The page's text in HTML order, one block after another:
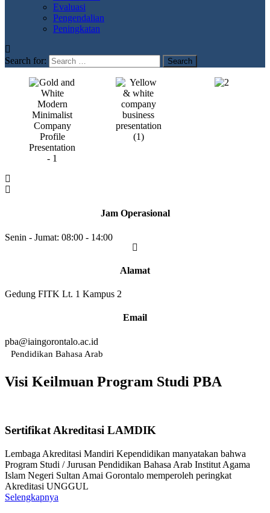
Evaluasi
Pengendalian
Peningkatan
Search for:
Jam Operasional
Senin - Jumat: 08:00 - 14:00​
Alamat
Gedung FITK Lt. 1 Kampus 2
Email
pba@iaingorontalo.ac.id
Pendidikan Bahasa Arab
Visi Keilmuan Program Studi PBA
Sertifikat Akreditasi LAMDIK
Lembaga Akreditasi Mandiri Kependidikan manyatakan bahwa
Program Studi / Jurusan Pendidikan Bahasa Arab Institut Agama
Islam Negeri Sultan Amai Gorontalo memperoleh peringkat
Akreditasi UNGGUL
Selengkapnya